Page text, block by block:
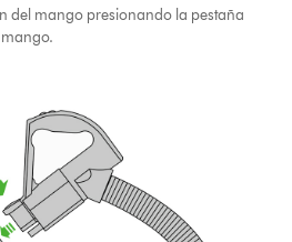
del mango presionando la pestaña